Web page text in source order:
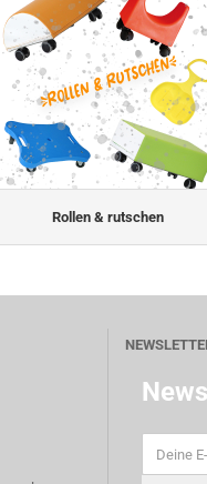
Rollen & rutschen